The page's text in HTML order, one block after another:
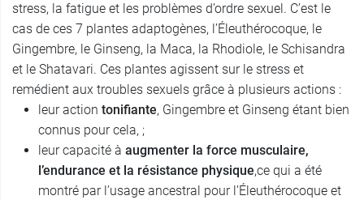
stress, la fatigue et les problèmes d’ordre sexuel. C’est le
cas de ces 7 plantes adaptogènes, l’Éleuthérocoque, le
Gingembre, le Ginseng, la Maca, la Rhodiole, le Schisandra
et le Shatavari. Ces plantes agissent sur le stress et
remédient aux troubles sexuels grâce à plusieurs actions :
leur action tonifiante, Gingembre et Ginseng étant bien
connus pour cela, ;
leur capacité à augmenter la force musculaire,
l’endurance et la résistance physique,ce qui a été
montré par l’usage ancestral pour l’Éleuthérocoque et